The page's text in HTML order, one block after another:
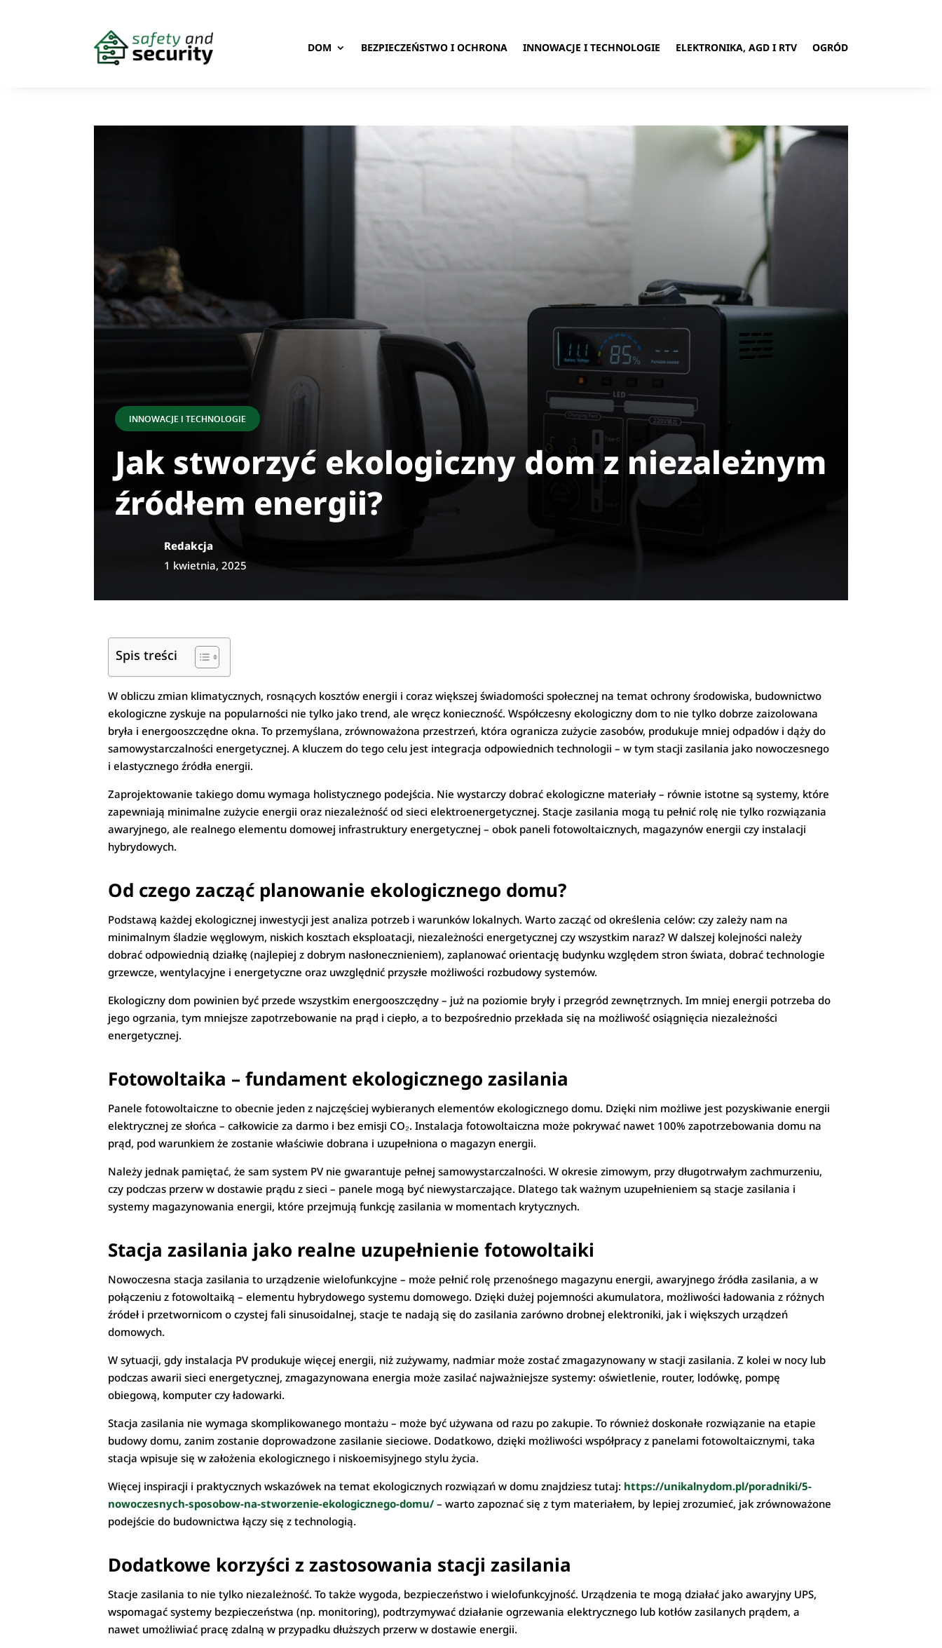
DOM BEZPIECZEŃSTWO I OCHRONA INNOWACJE I TECHNOLOGIE ELEKTRONIKA, AGD I RTV OGRÓD
INNOWACJE I TECHNOLOGIE
Jak stworzyć ekologiczny dom z niezależnym
źródłem energii?
Redakcja
1 kwietnia, 2025
Spis treści
W obliczu zmian klimatycznych, rosnących kosztów energii i coraz większej świadomości społecznej na temat ochrony środowiska, budownictwo
ekologiczne zyskuje na popularności nie tylko jako trend, ale wręcz konieczność. Współczesny ekologiczny dom to nie tylko dobrze zaizolowana
bryła i energooszczędne okna. To przemyślana, zrównoważona przestrzeń, która ogranicza zużycie zasobów, produkuje mniej odpadów i dąży do
samowystarczalności energetycznej. A kluczem do tego celu jest integracja odpowiednich technologii – w tym stacji zasilania jako nowoczesnego
i elastycznego źródła energii.
Zaprojektowanie takiego domu wymaga holistycznego podejścia. Nie wystarczy dobrać ekologiczne materiały – równie istotne są systemy, które
zapewniają minimalne zużycie energii oraz niezależność od sieci elektroenergetycznej. Stacje zasilania mogą tu pełnić rolę nie tylko rozwiązania
awaryjnego, ale realnego elementu domowej infrastruktury energetycznej – obok paneli fotowoltaicznych, magazynów energii czy instalacji
hybrydowych.
Od czego zacząć planowanie ekologicznego domu?
Podstawą każdej ekologicznej inwestycji jest analiza potrzeb i warunków lokalnych. Warto zacząć od określenia celów: czy zależy nam na
minimalnym śladzie węglowym, niskich kosztach eksploatacji, niezależności energetycznej czy wszystkim naraz? W dalszej kolejności należy
dobrać odpowiednią działkę (najlepiej z dobrym nasłonecznieniem), zaplanować orientację budynku względem stron świata, dobrać technologie
grzewcze, wentylacyjne i energetyczne oraz uwzględnić przyszłe możliwości rozbudowy systemów.
Ekologiczny dom powinien być przede wszystkim energooszczędny – już na poziomie bryły i przegród zewnętrznych. Im mniej energii potrzeba do
jego ogrzania, tym mniejsze zapotrzebowanie na prąd i ciepło, a to bezpośrednio przekłada się na możliwość osiągnięcia niezależności
energetycznej.
Fotowoltaika – fundament ekologicznego zasilania
Panele fotowoltaiczne to obecnie jeden z najczęściej wybieranych elementów ekologicznego domu. Dzięki nim możliwe jest pozyskiwanie energii
elektrycznej ze słońca – całkowicie za darmo i bez emisji CO₂. Instalacja fotowoltaiczna może pokrywać nawet 100% zapotrzebowania domu na
prąd, pod warunkiem że zostanie właściwie dobrana i uzupełniona o magazyn energii.
Należy jednak pamiętać, że sam system PV nie gwarantuje pełnej samowystarczalności. W okresie zimowym, przy długotrwałym zachmurzeniu,
czy podczas przerw w dostawie prądu z sieci – panele mogą być niewystarczające. Dlatego tak ważnym uzupełnieniem są stacje zasilania i
systemy magazynowania energii, które przejmują funkcję zasilania w momentach krytycznych.
Stacja zasilania jako realne uzupełnienie fotowoltaiki
Nowoczesna stacja zasilania to urządzenie wielofunkcyjne – może pełnić rolę przenośnego magazynu energii, awaryjnego źródła zasilania, a w
połączeniu z fotowoltaiką – elementu hybrydowego systemu domowego. Dzięki dużej pojemności akumulatora, możliwości ładowania z różnych
źródeł i przetwornicom o czystej fali sinusoidalnej, stacje te nadają się do zasilania zarówno drobnej elektroniki, jak i większych urządzeń
domowych.
W sytuacji, gdy instalacja PV produkuje więcej energii, niż zużywamy, nadmiar może zostać zmagazynowany w stacji zasilania. Z kolei w nocy lub
podczas awarii sieci energetycznej, zmagazynowana energia może zasilać najważniejsze systemy: oświetlenie, router, lodówkę, pompę
obiegową, komputer czy ładowarki.
Stacja zasilania nie wymaga skomplikowanego montażu – może być używana od razu po zakupie. To również doskonałe rozwiązanie na etapie
budowy domu, zanim zostanie doprowadzone zasilanie sieciowe. Dodatkowo, dzięki możliwości współpracy z panelami fotowoltaicznymi, taka
stacja wpisuje się w założenia ekologicznego i niskoemisyjnego stylu życia.
Więcej inspiracji i praktycznych wskazówek na temat ekologicznych rozwiązań w domu znajdziesz tutaj: https://unikalnydom.pl/poradniki/5-
nowoczesnych-sposobow-na-stworzenie-ekologicznego-domu/ – warto zapoznać się z tym materiałem, by lepiej zrozumieć, jak zrównoważone
podejście do budownictwa łączy się z technologią.
Dodatkowe korzyści z zastosowania stacji zasilania
Stacje zasilania to nie tylko niezależność. To także wygoda, bezpieczeństwo i wielofunkcyjność. Urządzenia te mogą działać jako awaryjny UPS,
wspomagać systemy bezpieczeństwa (np. monitoring), podtrzymywać działanie ogrzewania elektrycznego lub kotłów zasilanych prądem, a
nawet umożliwiać pracę zdalną w przypadku dłuższych przerw w dostawie energii.